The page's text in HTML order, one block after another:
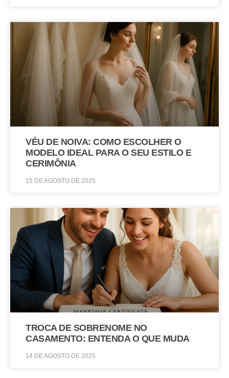
VÉU DE NOIVA: COMO ESCOLHER O
MODELO IDEAL PARA O SEU ESTILO E
CERIMÔNIA
15 DE AGOSTO DE 2025
TROCA DE SOBRENOME NO
CASAMENTO: ENTENDA O QUE MUDA
14 DE AGOSTO DE 2025